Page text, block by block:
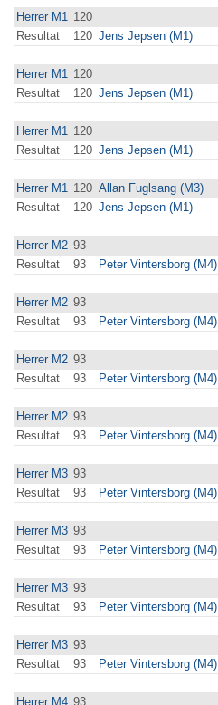
Herrer M1 120
Resultat
120 Jens Jepsen (M1)
Herrer M1 120
Resultat
120 Jens Jepsen (M1)
Herrer M1 120
Resultat
120 Jens Jepsen (M1)
Herrer M1 120 Allan Fuglsang (M3)
Resultat
120 Jens Jepsen (M1)
Herrer M2 93
Resultat
93 Peter Vintersborg (M4)
Herrer M2 93
Resultat
93 Peter Vintersborg (M4)
Herrer M2 93
Resultat
93 Peter Vintersborg (M4)
Herrer M2 93
Resultat
93 Peter Vintersborg (M4)
Herrer M3 93
Resultat
93 Peter Vintersborg (M4)
Herrer M3 93
Resultat
93 Peter Vintersborg (M4)
Herrer M3 93
Resultat
93 Peter Vintersborg (M4)
Herrer M3 93
Resultat
93 Peter Vintersborg (M4)
Herrer M4 93